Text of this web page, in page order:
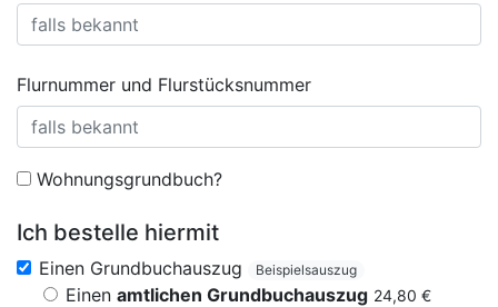
Flurnummer und Flurstücksnummer
Wohnungsgrundbuch?
Ich bestelle hiermit
Einen Grundbuchauszug Beispielsauszug
Einen amtlichen Grundbuchauszug 24,80 €